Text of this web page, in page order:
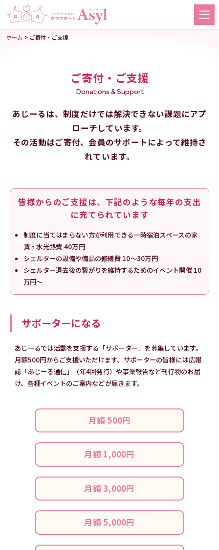
ホーム > ご寄付・ご支援
ご寄付・ご支援
Donations & Support
あじーるは、制度だけでは解決できない課題にアプ
ローチしています。
その活動はご寄付、会員のサポートによって維持さ
れています。
皆様からのご支援は、下記のような毎年の支出
に充てられています
制度に当てはまらない方が利用できる一時宿泊スペースの家
賃・水光熱費 40万円
シェルターの設備や備品の修繕費 10〜30万円
シェルター退去後の繋がりを維持するためのイベント開催 10
万円〜
サポーターになる
あじーるでは活動を支援する「サポーター」を募集しています。
月額500円からご支援いただけます。サポーターの皆様には広報
誌「あじーる通信」（年4回発行）や事業報告など刊行物のお届
け、各種イベントのご案内などが届きます。
月額 500円
月額 1,000円
月額 3,000円
月額 5,000円